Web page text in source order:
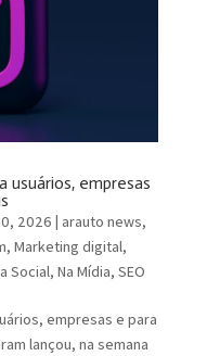
usuários, empresas
2026 arauto news,
, Marketing digital,
Social, Na Mídia, SEO
empresas e para
lançou, na semana